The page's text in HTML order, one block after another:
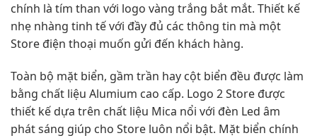
chính là tím than với logo vàng trắng bắt mắt. Thiết kế
nhẹ nhàng tinh tế với đầy đủ các thông tin mà một
Store điện thoại muốn gửi đến khách hàng.
Toàn bộ mặt biển, gầm trần hay cột biển đều được làm
bằng chất liệu Alumium cao cấp. Logo 2 Store được
thiết kế dựa trên chất liệu Mica nổi với đèn Led âm
phát sáng giúp cho Store luôn nổi bật. Mặt biển chính